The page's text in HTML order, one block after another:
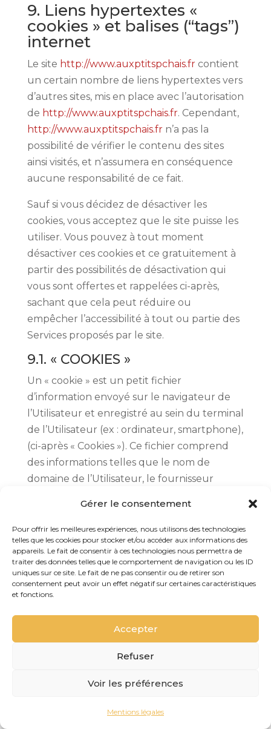
Gérer le consentement
Pour offrir les meilleures expériences, nous utilisons des technologies
telles que les cookies pour stocker et/ou accéder aux informations des
appareils. Le fait de consentir à ces technologies nous permettra de
traiter des données telles que le comportement de navigation ou les ID
uniques sur ce site. Le fait de ne pas consentir ou de retirer son
consentement peut avoir un effet négatif sur certaines caractéristiques
et fonctions.
Accepter
Refuser
Voir les préférences
Mentions légales
9. Liens hypertextes «
cookies » et balises (“tags”)
internet
Le site http://www.auxptitspchais.frcontient
un certain nombre de liens hypertextes vers
d’autres sites, mis en place avec l’autorisation
de http://www.auxptitspchais.fr. Cependant,
http://www.auxptitspchais.frn’a pas la
possibilité de vérifier le contenu des sites
ainsi visités, et n’assumera en conséquence
aucune responsabilité de ce fait.
Sauf si vous décidez de désactiver les
cookies, vous acceptez que le site puisse les
utiliser. Vous pouvez à tout moment
désactiver ces cookies et ce gratuitement à
partir des possibilités de désactivation qui
vous sont offertes et rappelées ci-après,
sachant que cela peut réduire ou
empêcher l’accessibilité à tout ou partie des
Services proposés par le site.
9.1. « COOKIES »
Un « cookie » est un petit fichier
d’information envoyé sur le navigateur de
l’Utilisateur et enregistré au sein du terminal
de l’Utilisateur (ex : ordinateur, smartphone),
(ci-après « Cookies »). Ce fichier comprend
des informations telles que le nom de
domaine de l’Utilisateur, le fournisseur
date et l’heure d’accès. Les Cookies ne
risquent en aucun cas d’endommager le
terminal de l’Utilisateur.
http://www.auxptitspchais.frest susceptible
concernant sa visite du Site, telles que les
pages consultées, les recherches effectuées.
Ces informations permettent à
contenu du Site, de la navigation de